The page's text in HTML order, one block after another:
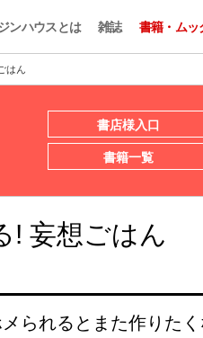
ンハウスとは 雑誌 書籍・ムッ
はん
書店様入口
書籍一覧
! 妄想ごはん
メられるとまた作りた